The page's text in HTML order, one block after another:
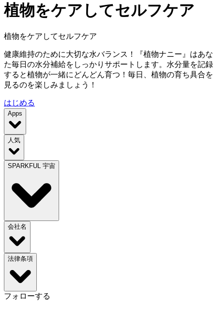
植物をケアしてセルフケア
植物をケアしてセルフケア
健康維持のために大切な水バランス！『植物ナニー』はあな
た毎日の水分補給をしっかりサポートします。水分量を記録
すると植物が一緒にどんどん育つ！毎日、植物の育ち具合を
見るのを楽しみましょう！
はじめる
Apps
人気
SPARKFUL 宇宙
会社名
法律条項
フォローする